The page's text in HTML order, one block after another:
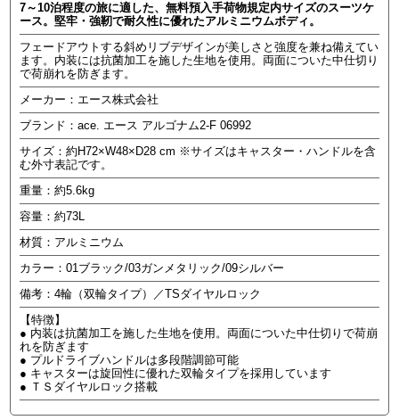
7～10泊程度の旅に適した、無料預入手荷物規定内サイズのスーツケ
ース。堅牢・強靭で耐久性に優れたアルミニウムボディ。
フェードアウトする斜めリブデザインが美しさと強度を兼ね備えてい
ます。内装には抗菌加工を施した生地を使用。両面についた中仕切り
で荷崩れを防ぎます。
メーカー：エース株式会社
ブランド：ace. エース アルゴナム2-F 06992
サイズ：約H72×W48×D28 cm ※サイズはキャスター・ハンドルを含
む外寸表記です。
重量：約5.6kg
容量：約73L
材質：アルミニウム
カラー：01ブラック/03ガンメタリック/09シルバー
備考：4輪（双輪タイプ）／TSダイヤルロック
【特徴】
● 内装は抗菌加工を施した生地を使用。両面についた中仕切りで荷崩
れを防ぎます
● プルドライブハンドルは多段階調節可能
● キャスターは旋回性に優れた双輪タイプを採用しています
● ＴＳダイヤルロック搭載